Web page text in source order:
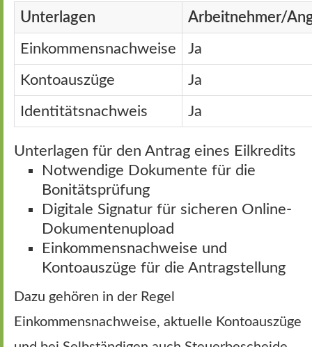
Unterlagen
Arbeitnehmer/
Einkommensnachweise Ja
Kontoauszüge Ja
Identitätsnachweis Ja
Unterlagen für den Antrag eines Eilkredits
Notwendige Dokumente für die
Bonitätsprüfung
Digitale Signatur für sicheren Online-
Dokumentenupload
Einkommensnachweise und
Kontoauszüge für die Antragstellung
Dazu gehören in der Regel
Einkommensnachweise, aktuelle Kontoauszüge